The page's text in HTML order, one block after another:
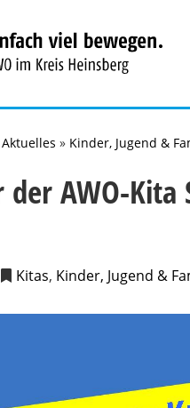
Aktuelles » Kinder, Jugend &
der AWO-
Kitas, Kinder, Jugend &